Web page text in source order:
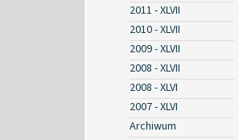
2011 - XLVII
2010 - XLVII
2009 - XLVII
2008 - XLVII
2008 - XLVI
2007 - XLVI
Archiwum